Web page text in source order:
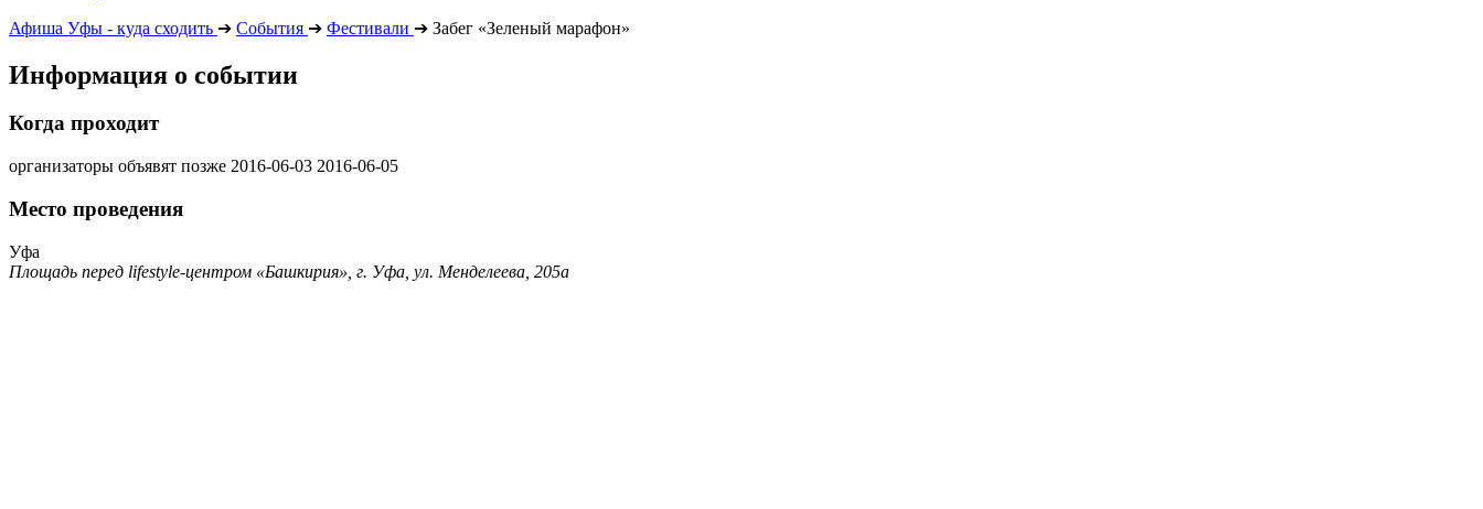
Афиша Уфы - куда сходить ➔ События ➔ Фестивали ➔ Забег «Зеленый марафон»
Информация о событии
Когда проходит
организаторы объявят позже 2016-06-03 2016-06-05
Место проведения
Уфа
Площадь перед lifestyle-центром «Башкирия», г. Уфа, ул. Менделеева, 205а